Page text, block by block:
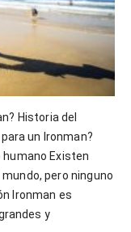
Historia del
un Ironman?
Existen
pero ninguno
Ironman es
y